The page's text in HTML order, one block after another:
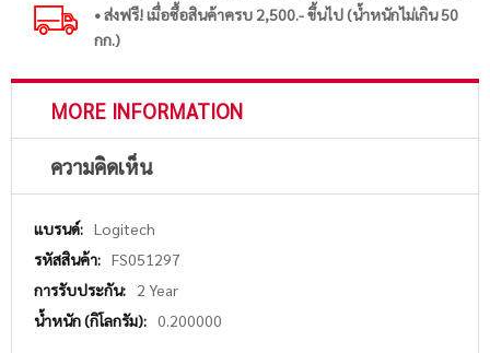
• ส่งฟรี! เมื่อซื้อสินค้าครบ 2,500.- ขึ้นไป (น้ำหนักไม่เกิน 50
กก.)
MORE INFORMATION
ความคิดเห็น
More
Information
Logitech
FS051297
2 Year
0.200000